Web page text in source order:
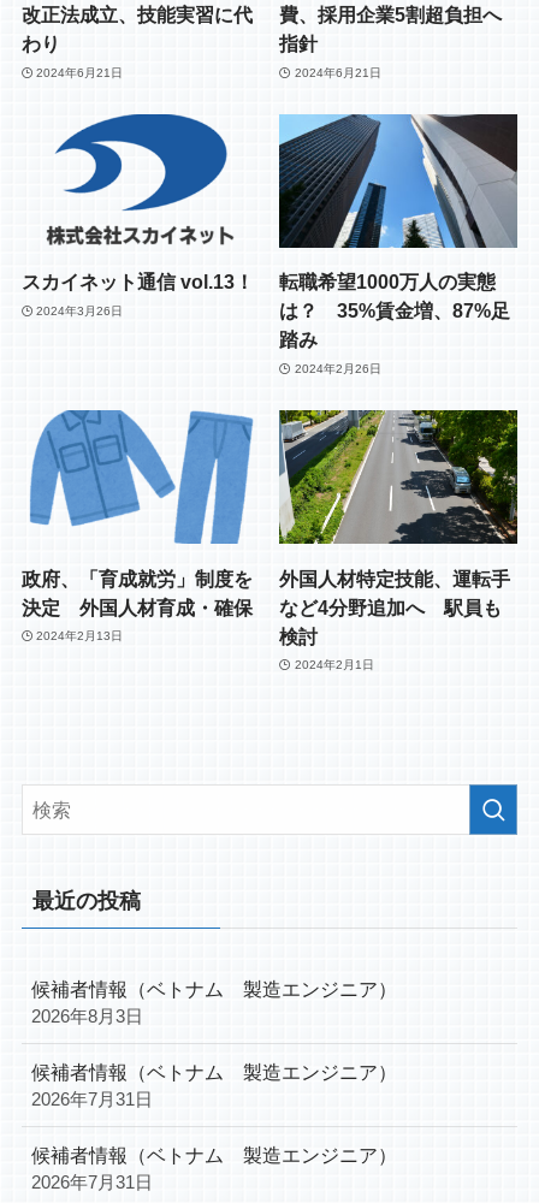
改正法成立、技能実習に代
わり
2024年6月21日
費、採用企業5割超負担へ
指針
2024年6月21日
スカイネット通信 vol.13！
2024年3月26日
転職希望1000万人の実態
は？ 35%賃金増、87%足
踏み
2024年2月26日
政府、「育成就労」制度を
決定 外国人材育成・確保
2024年2月13日
外国人材特定技能、運転手
など4分野追加へ 駅員も
検討
2024年2月1日
最近の投稿
候補者情報（ベトナム 製造エンジニア）
2026年8月3日
候補者情報（ベトナム 製造エンジニア）
2026年7月31日
候補者情報（ベトナム 製造エンジニア）
2026年7月31日